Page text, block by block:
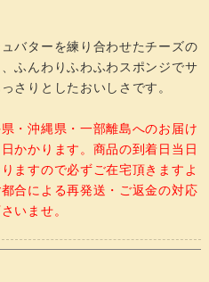
バターを練り合わせたチーズの
ふんわりふわふわスポンジでサ
さりとしたおいしさです。
・沖縄県・一部離島へのお届け
かかります。商品の到着日当日
ますので必ずご在宅頂きますよ
合による再発送・ご返金の対応
いませ。